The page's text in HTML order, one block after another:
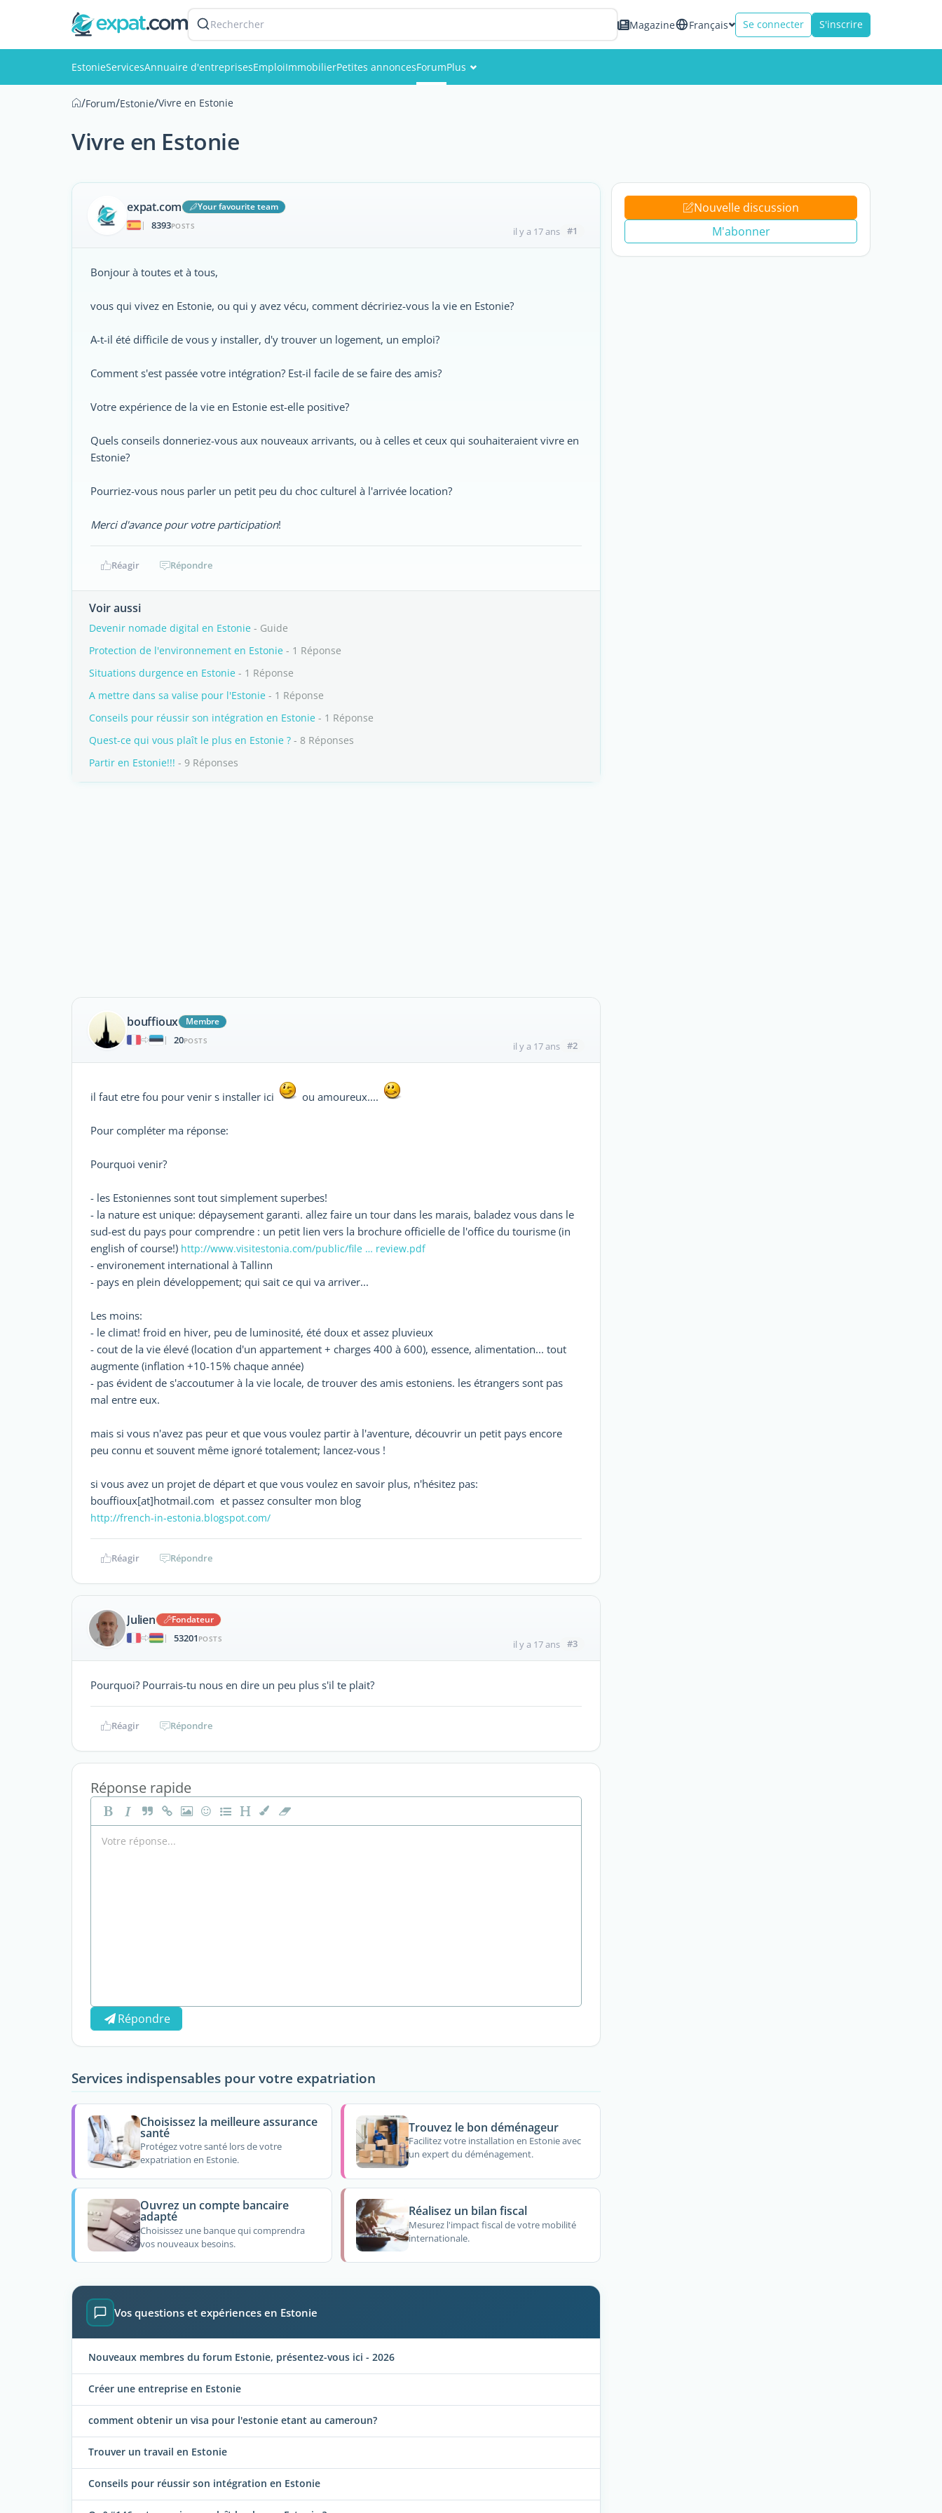
Rechercher Magazine Français Se connecter S'inscrire
EstonieServicesAnnuaire d'entreprisesEmploiImmobilierPetites annoncesForumPlus
/Forum/Estonie/Vivre en Estonie
Vivre en Estonie
expat.com
Your favourite team
|
8393POSTS il y a 17 ans #1
Bonjour à toutes et à tous,
vous qui vivez en Estonie, ou qui y avez vécu, comment décririez-vous la vie en Estonie?
A-t-il été difficile de vous y installer, d'y trouver un logement, un emploi?
Comment s'est passée votre intégration? Est-il facile de se faire des amis?
Votre expérience de la vie en Estonie est-elle positive?
Quels conseils donneriez-vous aux nouveaux arrivants, ou à celles et ceux qui souhaiteraient vivre en
Estonie?
Pourriez-vous nous parler un petit peu du choc culturel à l'arrivée location?
Merci d'avance pour votre participation!
Réagir Répondre
Voir aussi
Devenir nomade digital en Estonie - Guide
Protection de l'environnement en Estonie - 1 Réponse
Situations durgence en Estonie - 1 Réponse
A mettre dans sa valise pour l'Estonie - 1 Réponse
Conseils pour réussir son intégration en Estonie - 1 Réponse
Quest-ce qui vous plaît le plus en Estonie ? - 8 Réponses
Partir en Estonie!!! - 9 Réponses
bouffioux
Membre
|
20POSTS il y a 17 ans #2
il faut etre fou pour venir s installer ici ou amoureux....
Pour compléter ma réponse:
Pourquoi venir?
- les Estoniennes sont tout simplement superbes!
- la nature est unique: dépaysement garanti. allez faire un tour dans les marais, baladez vous dans le
sud-est du pays pour comprendre : un petit lien vers la brochure officielle de l'office du tourisme (in
english of course!) http://www.visitestonia.com/public/file … review.pdf
- environement international à Tallinn
- pays en plein développement; qui sait ce qui va arriver...
Les moins:
- le climat! froid en hiver, peu de luminosité, été doux et assez pluvieux
- cout de la vie élevé (location d'un appartement + charges 400 à 600), essence, alimentation... tout
augmente (inflation +10-15% chaque année)
- pas évident de s'accoutumer à la vie locale, de trouver des amis estoniens. les étrangers sont pas
mal entre eux.
mais si vous n'avez pas peur et que vous voulez partir à l'aventure, découvrir un petit pays encore
peu connu et souvent même ignoré totalement; lancez-vous !
si vous avez un projet de départ et que vous voulez en savoir plus, n'hésitez pas:
bouffioux[at]hotmail.com et passez consulter mon blog
http://french-in-estonia.blogspot.com/
Réagir Répondre
Julien
Fondateur
|
53201 POSTS il y a 17 ans #3
Pourquoi? Pourrais-tu nous en dire un peu plus s'il te plait?
Réagir Répondre
Réponse rapide
Répondre
Services indispensables pour votre expatriation
Choisissez la meilleure assurance
santé
Protégez votre santé lors de votre
expatriation en Estonie.
Trouvez le bon déménageur
Facilitez votre installation en Estonie avec
un expert du déménagement.
Ouvrez un compte bancaire
adapté
Choisissez une banque qui comprendra
vos nouveaux besoins.
Réalisez un bilan fiscal
Mesurez l'impact fiscal de votre mobilité
internationale.
Vos questions et expériences en Estonie
Nouveaux membres du forum Estonie, présentez-vous ici - 2026
Créer une entreprise en Estonie
comment obtenir un visa pour l'estonie etant au cameroun?
Trouver un travail en Estonie
Conseils pour réussir son intégration en Estonie
Nouvelle discussion
M'abonner